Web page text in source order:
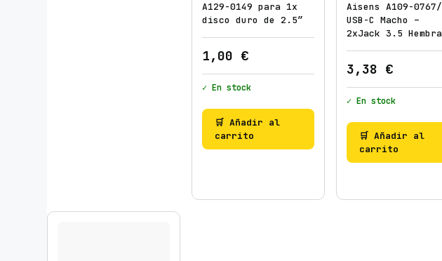
l
l
o
c
a
t
d
d
A129-0149 para 1x
disco duro de 2.5″
1,00 €
✓ En stock
🛒 Añadir al
carrito
Aisens A109-0767/
USB-C Macho –
2xJack 3.5 Hembra
3,38 €
✓ En stock
🛒 Añadir al
carrito